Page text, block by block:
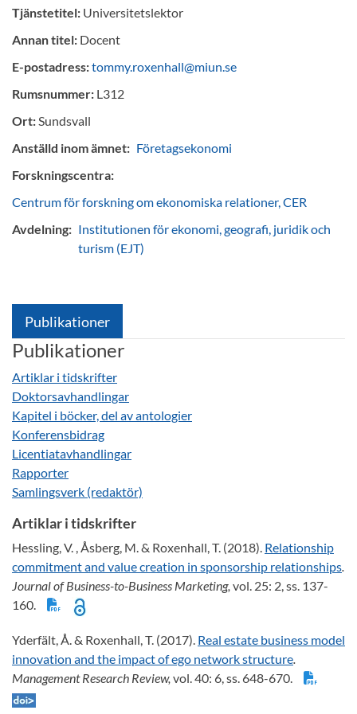
Tjänstetitel: Universitetslektor
Annan titel: Docent
E-postadress:tommy.roxenhall@miun.se
Rumsnummer: L312
Ort:Sundsvall
Anställd inom ämnet: Företagsekonomi
Forskningscentra:
Centrum för forskning om ekonomiska relationer, CER
Avdelning: Institutionen för ekonomi, geografi, juridik och
turism (EJT)
Publikationer
Publikationer
Artiklar i tidskrifter
Doktorsavhandlingar
Kapitel i böcker, del av antologier
Konferensbidrag
Licentiatavhandlingar
Rapporter
Samlingsverk (redaktör)
Artiklar i tidskrifter
Hessling, V. , Åsberg, M. & Roxenhall, T. (2018). Relationship
commitment and value creation in sponsorship relationships.
Journal of Business-to-Business Marketing, vol. 25: 2, ss. 137-
160.
Yderfält, Å. & Roxenhall, T. (2017). Real estate business model
innovation and the impact of ego network structure.
Management Research Review, vol. 40: 6, ss. 648-670.